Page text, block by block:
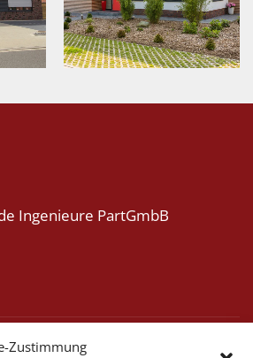
Zustimmung
Ingenieure PartGmbB
35-0